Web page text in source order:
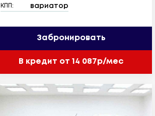
КПП: вариатор
Забронировать
В кредит от 14 087р/мес